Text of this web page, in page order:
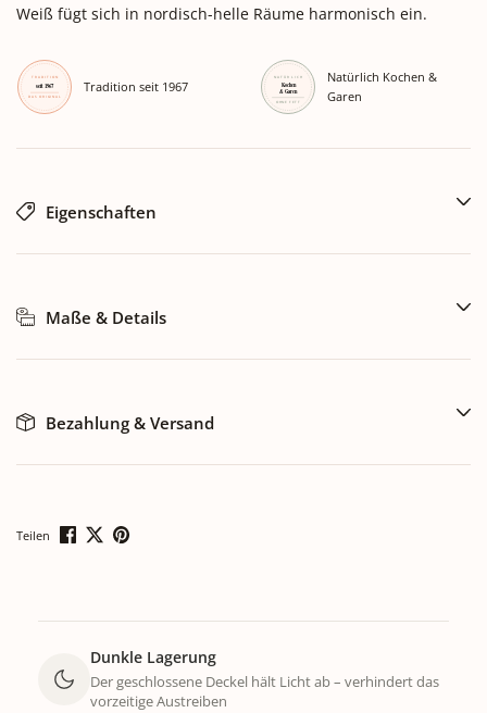
Weiß fügt sich in nordisch-helle Räume harmonisch ein.
Tradition seit 1967
Natürlich Kochen &
Garen
Eigenschaften
Maße & Details
Bezahlung & Versand
Teilen
Dunkle Lagerung
Der geschlossene Deckel hält Licht ab – verhindert das
vorzeitige Austreiben